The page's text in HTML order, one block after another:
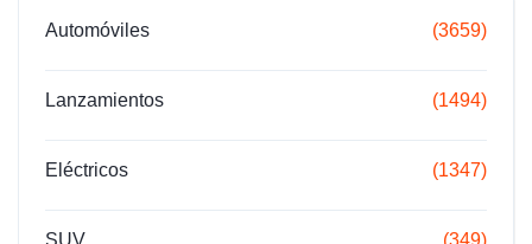
Automóviles (3659)
Lanzamientos (1494)
Eléctricos (1347)
SUV (349)